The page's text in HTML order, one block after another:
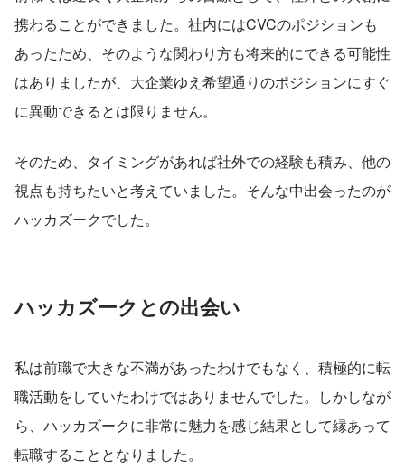
携わることができました。社内にはCVCのポジションも
あったため、そのような関わり方も将来的にできる可能性
はありましたが、大企業ゆえ希望通りのポジションにすぐ
に異動できるとは限りません。
そのため、タイミングがあれば社外での経験も積み、他の
視点も持ちたいと考えていました。そんな中出会ったのが
ハッカズークでした。
ハッカズークとの出会い
私は前職で大きな不満があったわけでもなく、積極的に転
職活動をしていたわけではありませんでした。しかしなが
ら、ハッカズークに非常に魅力を感じ結果として縁あって
転職することとなりました。